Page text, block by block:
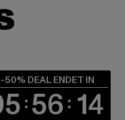
-50% DEAL ENDET IN
56 13